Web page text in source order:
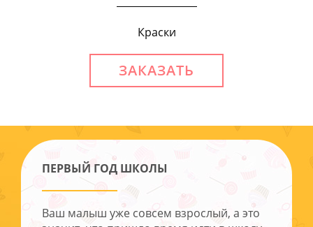
Краски
ЗАКАЗАТЬ
ПЕРВЫЙ ГОД ШКОЛЫ
Ваш малыш уже совсем взрослый, а это